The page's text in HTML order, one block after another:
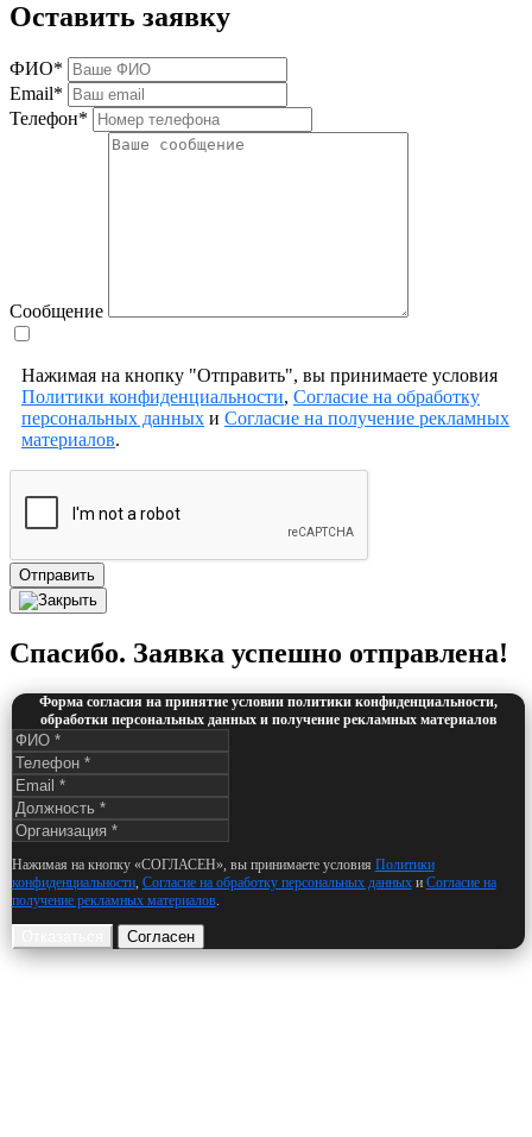
Оставить заявку
ФИО*
Email*
Телефон*
Сообщение
Нажимая на кнопку "Отправить", вы принимаете условия
Политики конфиденциальности, Согласие на обработку
персональных данных и Согласие на получение рекламных
материалов.
Отправить
Спасибо. Заявка успешно отправлена!
Форма согласия на принятие условии политики конфиденциальности,
обработки персональных данных и получение рекламных материалов
Нажимая на кнопку «СОГЛАСЕН», вы принимаете условия Политики
конфиденциальности, Согласие на обработку персональных данныхи Согласие на
получение рекламных материалов.
Согласен